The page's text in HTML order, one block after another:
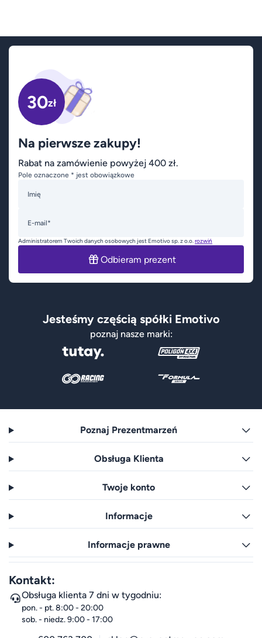
30zł
Na pierwsze zakupy!
Rabat na zamówienie powyżej 400 zł.
Pole oznaczone * jest obowiązkowe
Imię
E-mail*
Administratorem Twoich danych osobowych jest Emotivo sp. z o.o.rozwiń
Odbieram prezent
Jesteśmy częścią spółki Emotivo
poznaj nasze marki:
Poznaj Prezentmarzeń
Obsługa Klienta
Twoje konto
Informacje
Informacje prawne
Kontakt:
Obsługa klienta 7 dni w tygodniu:
pon. - pt. 8:00 - 20:00
sob. - niedz. 9:00 - 17:00